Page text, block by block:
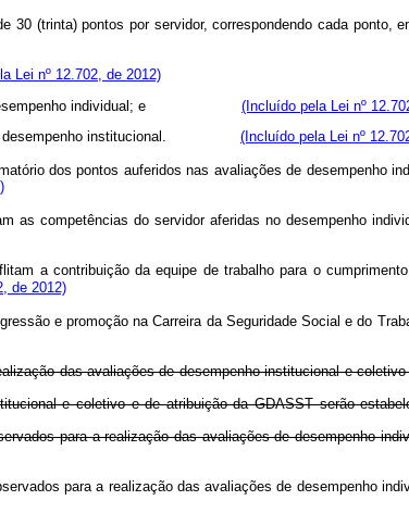
(trinta) pontos por servidor, correspondendo cada ponto,
Lei nº 12.702, de 2012)
de desempenho individual; e (Incluído pela Lei nº
de desempenho institucional. (Incluído pela Lei nº
dos pontos auferidos nas avaliações de desempenho
as competências do servidor aferidas no
a contribuição da equipe de trabalho para o
de 2012)
e promoção na Carreira da Seguridade Social e do
das avaliações de desempenho institucional e
e coletivo e de atribuição da GDASST serão
observados para a realização das avaliações de
observados para a realização das avaliações de